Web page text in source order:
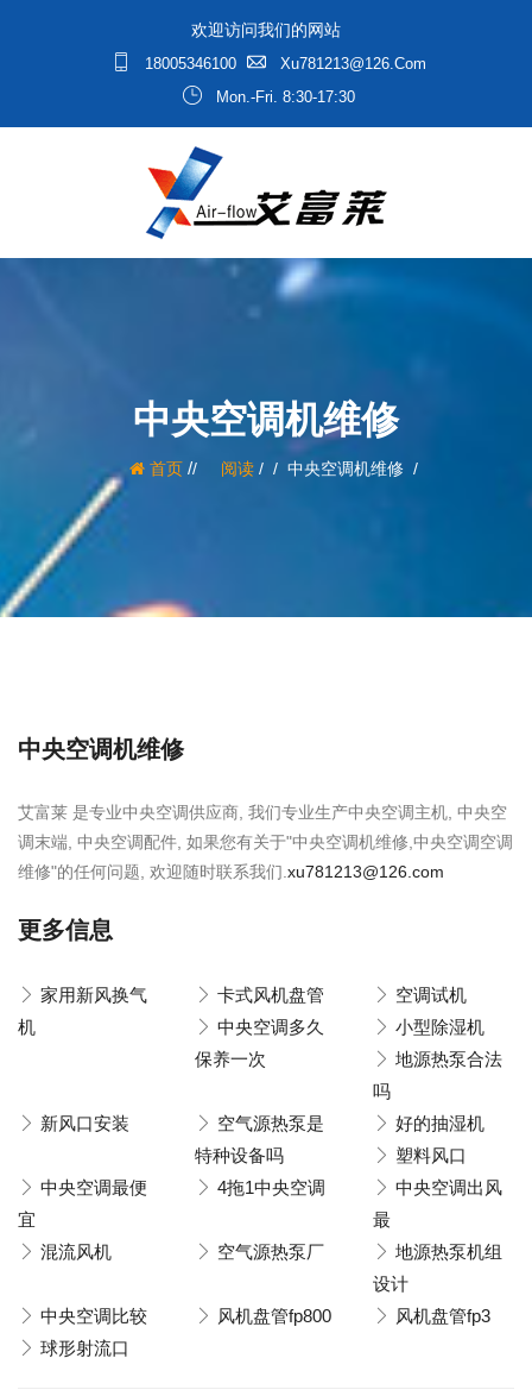
欢迎访问我们的网站
18005346100
Xu781213@126.com
Mon.-Fri. 8:30-17:30
中央空调机维修
首页/ 阅读/ 中央空调机维修
中央空调机维修
艾富莱 是专业中央空调供应商, 我们专业生产中央空调主机, 中央空
调末端, 中央空调配件, 如果您有关于"中央空调机维修,中央空调空调
维修"的任何问题, 欢迎随时联系我们. xu781213@126.com
更多信息
家用新风换气
机
卡式风机盘管
空调试机
中央空调多久
保养一次
小型除湿机
地源热泵合法
吗
新风口安装
空气源热泵是
特种设备吗
好的抽湿机
塑料风口
中央空调最便
宜
4拖1中央空调
中央空调出风
最
混流风机
空气源热泵厂
地源热泵机组
设计
中央空调比较
风机盘管fp800
风机盘管fp3
球形射流口